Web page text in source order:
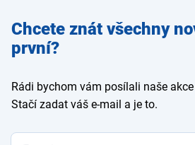
Zadejte
e-mail
Chcete znát všechny
první?
Rádi bychom vám posílali naše
Stačí zadat váš e-mail a je to.